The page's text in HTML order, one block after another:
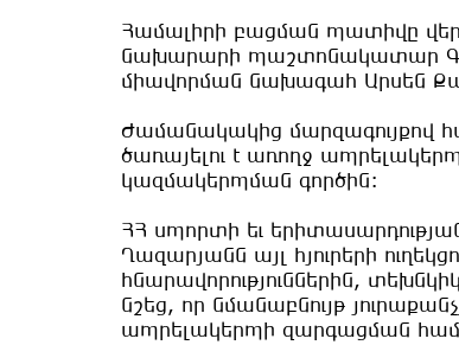
Համալիրի բացման պատիվը
նախարարի պաշտոնակատար
միավորման նախագահ Արսեն
Ժամանակակից մարզագույքով
ծառայելու է առողջ
կազմակերպման գործին:
ՀՀ սպորտի եւ
Ղազարյանն այլ հյուրերի
հնարավորություններին,
նշեց, որ նմանաբնույթ
ապրելակերպի զարգացման